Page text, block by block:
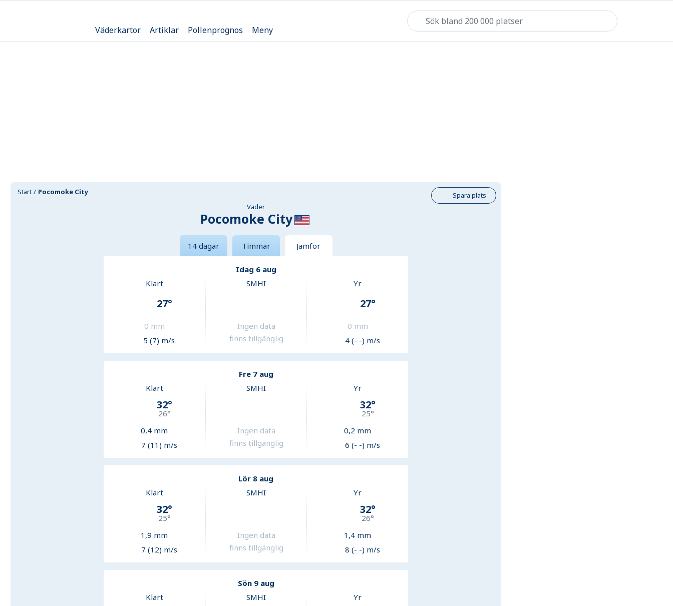
Väderkartor Artiklar Pollenprognos Meny
Start Pocomoke City
Spara plats
Väder
Pocomoke City
14 dagar Timmar Jämför
Idag 6 aug
Klart
27°
0 mm
5 (7) m/s
SMHI
Ingen data
finns tillgänglig
Yr
27°
0 mm
4 (- -) m/s
Fre 7 aug
Klart
32°
26°
0,4 mm
7 (11) m/s
SMHI
Ingen data
finns tillgänglig
Yr
32°
25°
0,2 mm
6 (- -) m/s
Lör 8 aug
Klart
32°
25°
1,9 mm
7 (12) m/s
SMHI
Ingen data
finns tillgänglig
Yr
32°
26°
1,4 mm
8 (- -) m/s
Sön 9 aug
Klart
SMHI Yr